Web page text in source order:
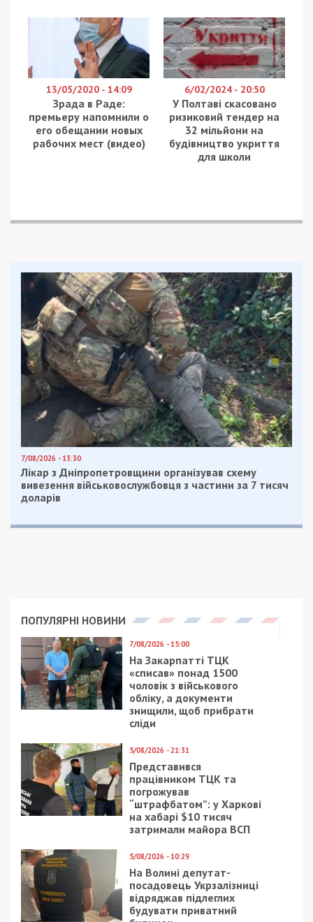
13/05/2020 - 14:09
Зрада в Раде:
премьеру напомнили о
его обещании новых
рабочих мест (видео)
6/02/2024 - 20:50
У Полтаві скасовано
ризиковий тендер на
32 мільйони на
будівництво укриття
для школи
7/08/2026 - 13:30
Лікар з Дніпропетровщини організував схему
вивезення військовослужбовця з частини за 7 тисяч
доларів
ПОПУЛЯРНІ НОВИНИ
7/08/2026 - 15:00
На Закарпатті ТЦК
«списав» понад 1500
чоловік з військового
обліку, а документи
знищили, щоб прибрати
сліди
5/08/2026 - 21:31
Представився
працівником ТЦК та
погрожував
“штрафбатом”: у Харкові
на хабарі $10 тисяч
затримали майора ВСП
5/08/2026 - 10:29
На Волині депутат-
посадовець Укрзалізниці
відряджав підлеглих
будувати приватний